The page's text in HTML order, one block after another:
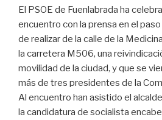
El PSOE de Fuenlabrada ha
encuentro con la prensa en el
de realizar de la calle de la
la carretera M506, una
movilidad de la ciudad, y que se
más de tres presidentes de la
Al encuentro han asistido el
la candidatura de socialista